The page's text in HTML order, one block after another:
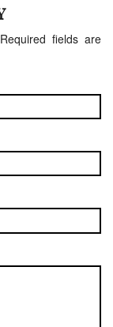
Required fields are